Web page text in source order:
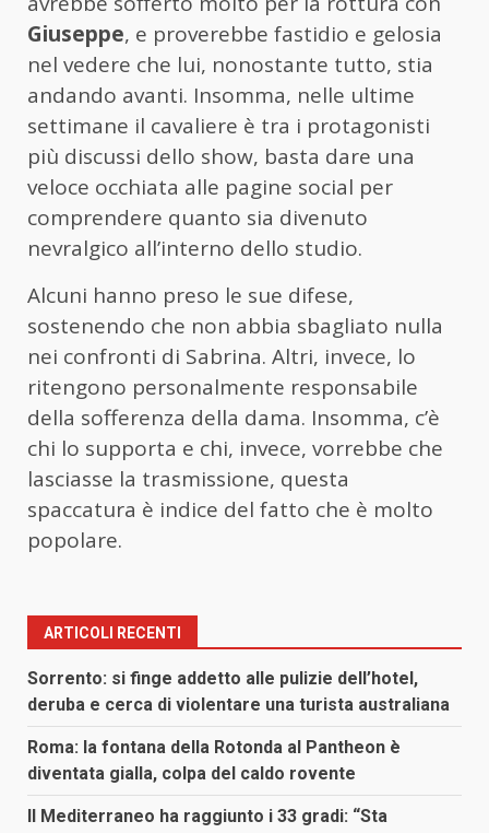
Giuseppe, e proverebbe fastidio e gelosia
nel vedere che lui, nonostante tutto, stia
andando avanti. Insomma, nelle ultime
settimane il cavaliere è tra i protagonisti
più discussi dello show, basta dare una
veloce occhiata alle pagine social per
comprendere quanto sia divenuto
nevralgico all’interno dello studio.
Alcuni hanno preso le sue difese,
sostenendo che non abbia sbagliato nulla
nei confronti di Sabrina. Altri, invece, lo
ritengono personalmente responsabile
della sofferenza della dama. Insomma, c’è
chi lo supporta e chi, invece, vorrebbe che
lasciasse la trasmissione, questa
spaccatura è indice del fatto che è molto
popolare.
ARTICOLI RECENTI
Sorrento: si finge addetto alle pulizie dell’hotel,
deruba e cerca di violentare una turista australiana
Roma: la fontana della Rotonda al Pantheon è
diventata gialla, colpa del caldo rovente
Il Mediterraneo ha raggiunto i 33 gradi: “Sta